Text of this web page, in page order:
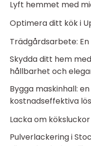
Lyft hemmet med
Optimera ditt kök i
Trädgårdsarbete:
Skydda ditt hem
hållbarhet och
Bygga maskinhall:
kostnadseffektiva
Lacka om
Pulverlackering i